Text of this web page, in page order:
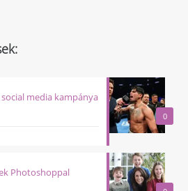
0
media kampánya
Photoshoppal